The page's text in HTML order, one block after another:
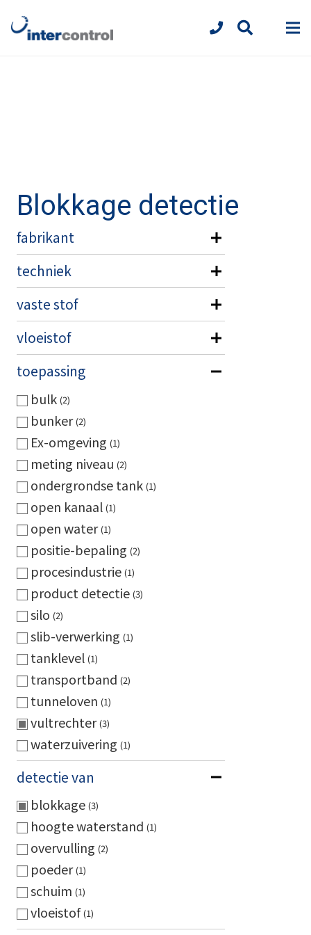
Blokkage detectie
fabrikant
techniek
vaste stof
vloeistof
toepassing
bulk 2
bunker 2
Ex-omgeving 1
meting niveau 2
ondergrondse tank 1
open kanaal 1
open water 1
positie-bepaling 2
procesindustrie 1
product detectie 3
silo 2
slib-verwerking 1
tanklevel 1
transportband 2
tunneloven 1
vultrechter 3
waterzuivering 1
detectie van
blokkage 3
hoogte waterstand 1
overvulling 2
poeder 1
schuim 1
vloeistof 1